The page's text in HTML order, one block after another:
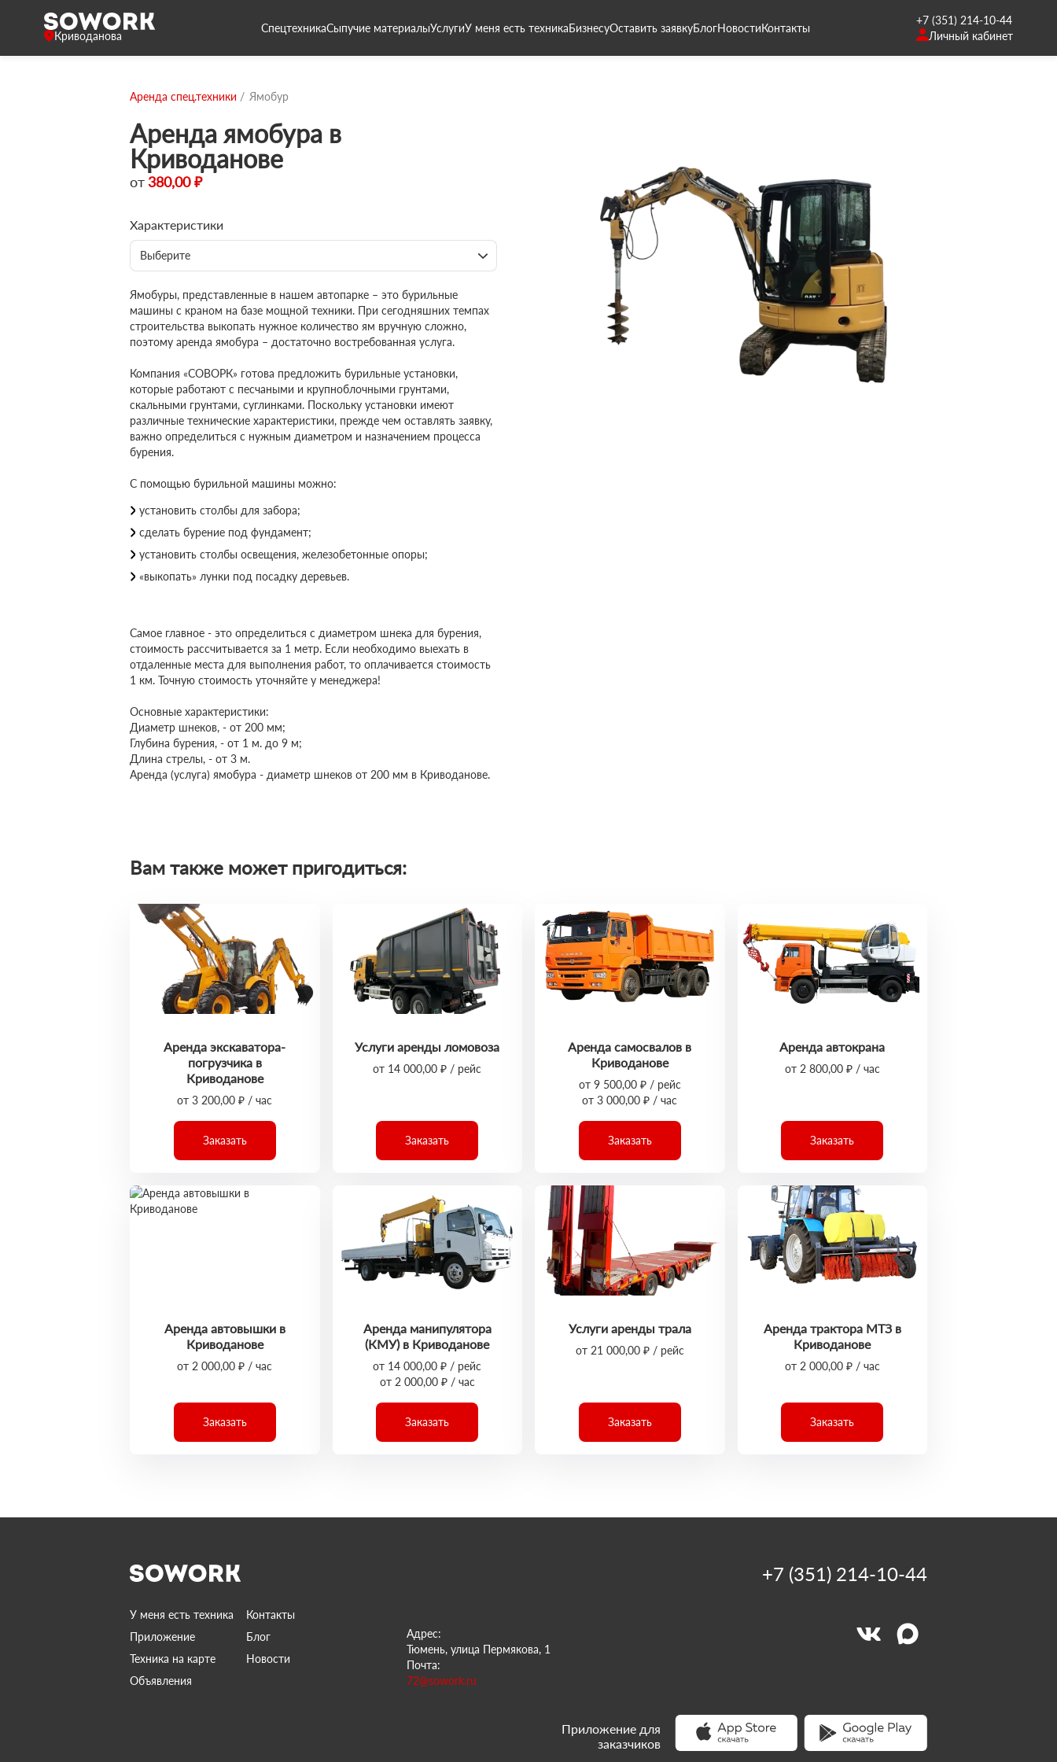
Криводанова
СпецтехникаСыпучие материалыУслугиУ меня есть техникаБизнесуОставить заявкуБлогНовостиКонтакты
+7 (351) 214-10-44
Личный кабинет
Аренда спец.техники Ямобур
Аренда ямобура в
Криводанове
от380,00 ₽
Характеристики
Выберите
Ямобуры, представленные в нашем автопарке – это бурильные
машины с краном на базе мощной техники. При сегодняшних темпах
строительства выкопать нужное количество ям вручную сложно,
поэтому аренда ямобура – достаточно востребованная услуга.
Компания «СОВОРК» готова предложить бурильные установки,
которые работают с песчаными и крупноблочными грунтами,
скальными грунтами, суглинками. Поскольку установки имеют
различные технические характеристики, прежде чем оставлять заявку,
важно определиться с нужным диаметром и назначением процесса
бурения.
С помощью бурильной машины можно:
установить столбы для забора;
сделать бурение под фундамент;
установить столбы освещения, железобетонные опоры;
«выкопать» лунки под посадку деревьев.
Самое главное - это определиться с диаметром шнека для бурения,
стоимость рассчитывается за 1 метр. Если необходимо выехать в
отдаленные места для выполнения работ, то оплачивается стоимость
1 км. Точную стоимость уточняйте у менеджера!
Основные характеристики:
Диаметр шнеков, - от 200 мм;
Глубина бурения, - от 1 м. до 9 м;
Длина стрелы, - от 3 м.
Аренда (услуга) ямобура - диаметр шнеков от 200 мм в Криводанове.
Вам также может пригодиться:
Аренда экскаватора-
погрузчика в
Криводанове
от 3 200,00 ₽ / час
Заказать
Услуги аренды ломовоза
от 14 000,00 ₽ / рейс
Заказать
Аренда самосвалов в
Криводанове
от 9 500,00 ₽ / рейс
от 3 000,00 ₽ / час
Заказать
Аренда автокрана
от 2 800,00 ₽ / час
Заказать
Аренда автовышки в
Криводанове
от 2 000,00 ₽ / час
Заказать
Аренда манипулятора
(КМУ) в Криводанове
от 14 000,00 ₽ / рейс
от 2 000,00 ₽ / час
Заказать
Услуги аренды трала
от 21 000,00 ₽ / рейс
Заказать
Аренда трактора МТЗ в
Криводанове
от 2 000,00 ₽ / час
Заказать
У меня есть техника
Контакты
Приложение
Блог
Техника на карте
Новости
Объявления
Адрес:
Тюмень, улица Пермякова, 1
Почта:
72@sowork.ru
+7 (351) 214-10-44
Приложение для
заказчиков